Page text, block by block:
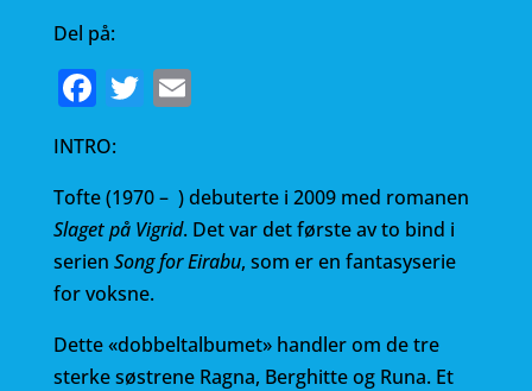
Del på:
F
a
c
e
b
o
o
k
T
te
r
E
l
INTRO:
Tofte (1970 – ) debuterte i 2009 med romanen
Slaget på Vigrid. Det var det første av to bind i
serien Song for Eirabu, som er en fantasyserie
for voksne.
Dette «dobbeltalbumet» handler om de tre
sterke søstrene Ragna, Berghitte og Runa. Et